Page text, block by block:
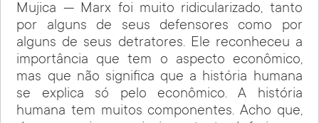
Mujica — Marx foi muito ridicularizado, tanto
por alguns de seus defensores como por
alguns de seus detratores. Ele reconheceu a
importância que tem o aspecto econômico,
mas que não significa que a história humana
se explica só pelo econômico. A história
humana tem muitos componentes. Acho que,